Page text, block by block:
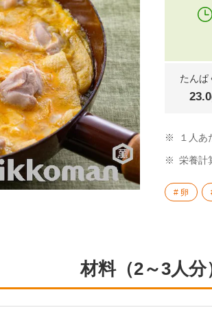
たんぱ
※ １人あ
※ 栄養計
卵
材料（2～3人分